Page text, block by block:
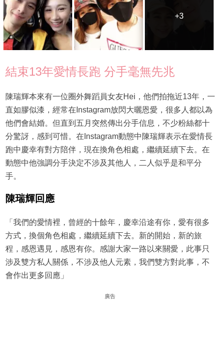
+3
+3
結束13年愛情長跑 分手毫無先兆
陳瑞輝本來有一位圈外舞蹈員女友Hei，他們拍拖近13年，一
直如膠似漆，經常在Instagram放閃大曬恩愛，很多人都以為
他們會結婚。但直到五月突然傳出分手信息，不少粉絲都十
分驚訝，感到可惜。在Instagram動態中陳瑞輝表示在愛情長
跑中慶幸有對方陪伴，現在換角色相處，繼續延續下去。在
動態中他強調分手決定不涉及其他人，二人似乎是和平分
手。
陳瑞輝回應
「我們的愛情裡，曾經的十餘年，慶幸沿途有你，愛有很多
方式，換個角色相處，繼續延續下去。新的開始，新的旅
程，感恩遇見，感恩有你。感謝大家一路以來關愛，此事只
涉及雙方私人關係，不涉及他人元素，我們雙方對此事，不
會作出更多回應」
廣告